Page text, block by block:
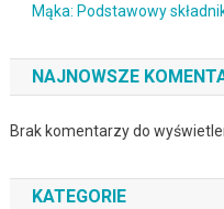
Mąka: Podstawowy
NAJNOWSZE
Brak komentarzy do
KATEGORIE